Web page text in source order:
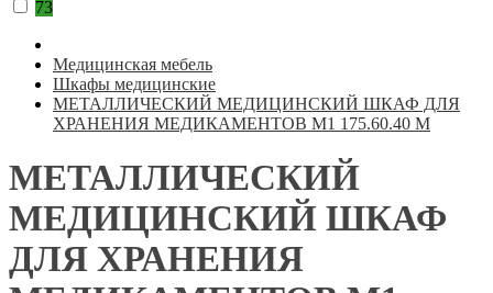
73
Медицинская мебель
Шкафы медицинские
МЕТАЛЛИЧЕСКИЙ МЕДИЦИНСКИЙ ШКАФ ДЛЯ
ХРАНЕНИЯ МЕДИКАМЕНТОВ M1 175.60.40 М
МЕТАЛЛИЧЕСКИЙ
МЕДИЦИНСКИЙ ШКАФ
ДЛЯ ХРАНЕНИЯ